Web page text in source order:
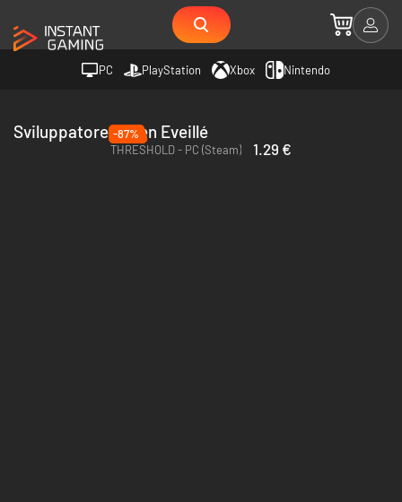
PC PlayStation Xbox Nintendo
Sviluppatore Julien Eveillé
-87%
THRESHOLD - PC (Steam)
1.29 €